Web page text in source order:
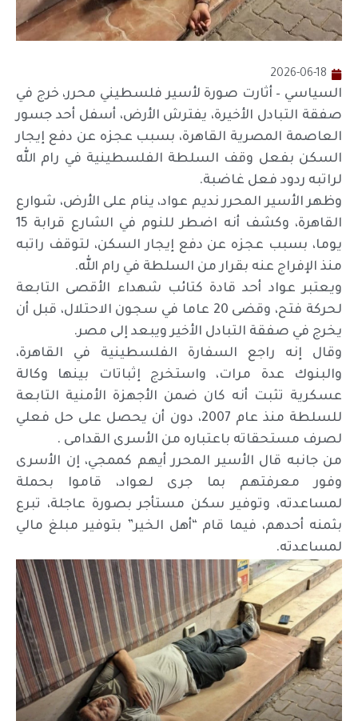
2026-06-18
السياسي – أثارت صورة لأسير فلسطيني محرر، خرج في
صفقة التبادل الأخيرة، يفترش الأرض، أسفل أحد جسور
العاصمة المصرية القاهرة، بسبب عجزه عن دفع إيجار
السكن بفعل وقف السلطة الفلسطينية في رام الله
لراتبه ردود فعل غاضبة.
وظهر الأسير المحرر نديم عواد، ينام على الأرض، شوارع
القاهرة، وكشف أنه اضطر للنوم في الشارع قرابة 15
يوما، بسبب عجزه عن دفع إيجار السكن، لتوقف راتبه
منذ الإفراج عنه بقرار من السلطة في رام الله.
ويعتبر عواد أحد قادة كتائب شهداء الأقصى التابعة
لحركة فتح، وقضى 20 عاما في سجون الاحتلال، قبل أن
يخرج في صفقة التبادل الأخير ويبعد إلى مصر.
وقال إنه راجع السفارة الفلسطينية في القاهرة،
والبنوك عدة مرات، واستخرج إثباتات بينها وكالة
عسكرية تثبت أنه كان ضمن الأجهزة الأمنية التابعة
للسلطة منذ عام 2007، دون أن يحصل على حل فعلي
لصرف مستحقاته باعتباره من الأسرى القدامى .
من جانبه قال الأسير المحرر أيهم كممجي، إن الأسرى
وفور معرفتهم بما جرى لعواد، قاموا بحملة
لمساعدته، وتوفير سكن مستأجر بصورة عاجلة، تبرع
بثمنه أحدهم، فيما قام “أهل الخير” بتوفير مبلغ مالي
لمساعدته.